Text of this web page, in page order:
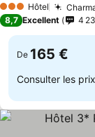
3 ÉtoilesHôtel
8,7 Excellent 4
De 165 €
Consulter les